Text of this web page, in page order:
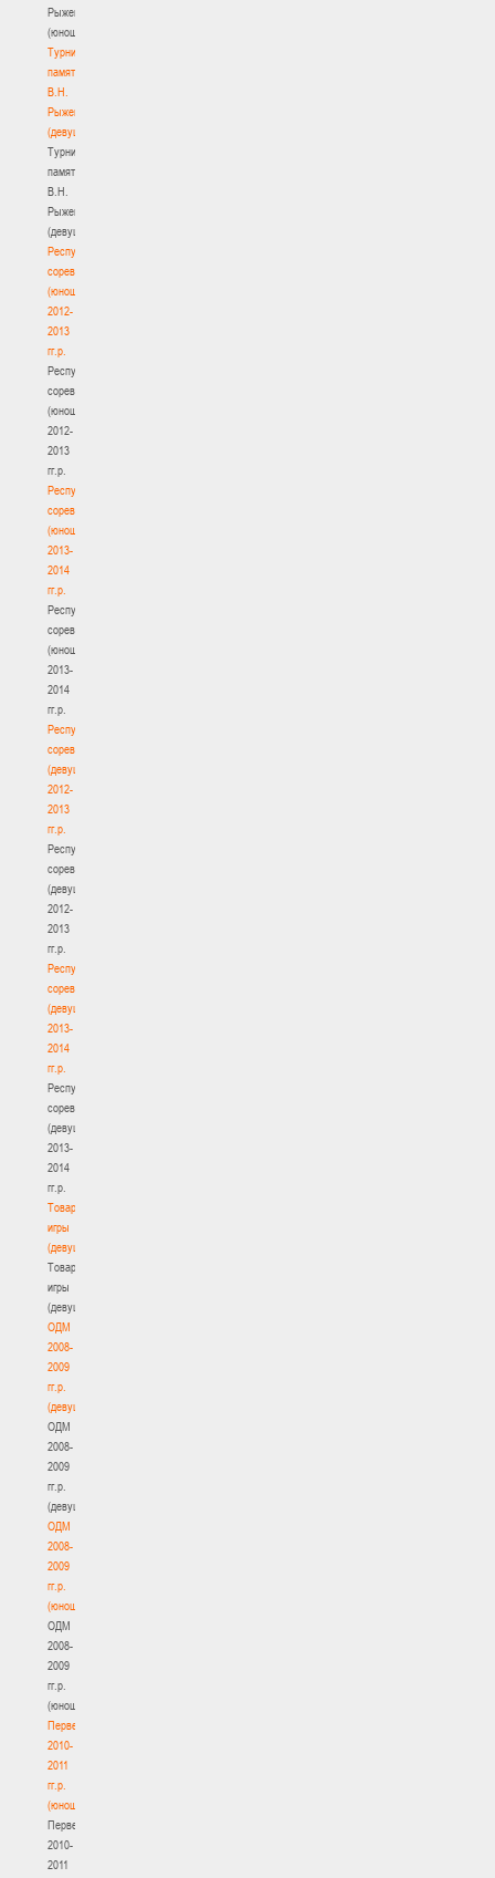
Рыженкова
(юноши)
Турнир
памяти
В.Н.
Рыженкова
(девушки)
Турнир
памяти
В.Н.
Рыженкова
(девушки)
Республиканские
соревнования
(юноши)
2012-
2013
гг.р.
Республиканские
соревнования
(юноши)
2012-
2013
гг.р.
Республиканские
соревнования
(юноши)
2013-
2014
гг.р.
Республиканские
соревнования
(юноши)
2013-
2014
гг.р.
Республиканские
соревнования
(девушки)
2012-
2013
гг.р.
Республиканские
соревнования
(девушки)
2012-
2013
гг.р.
Республиканские
соревнования
(девушки)
2013-
2014
гг.р.
Республиканские
соревнования
(девушки)
2013-
2014
гг.р.
Товарищеские
игры
(девушки)
Товарищеские
игры
(девушки)
ОДМ
2008-
2009
гг.р.
(девушки)
ОДМ
2008-
2009
гг.р.
(девушки)
ОДМ
2008-
2009
гг.р.
(юноши)
ОДМ
2008-
2009
гг.р.
(юноши)
Первенство
2010-
2011
гг.р.
(юноши)
Первенство
2010-
2011